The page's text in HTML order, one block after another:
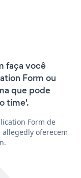
faça você
Form ou
que pode
time'.
Form de
oferecem